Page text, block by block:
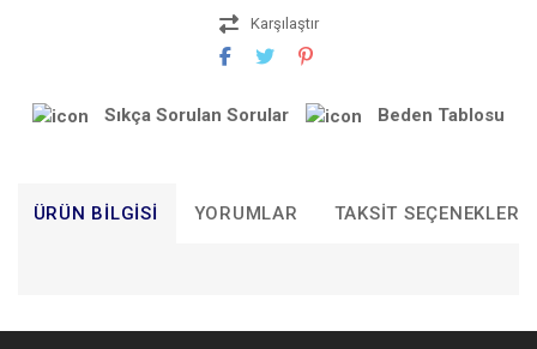
Karşılaştır
Sıkça Sorulan Sorular Beden Tablosu
ÜRÜN BILGISI YORUMLAR TAKSIT SEÇENEKLERI
Bu ürünün fiyat bilgisi, resim, ürün açıklamalarında ve diğer